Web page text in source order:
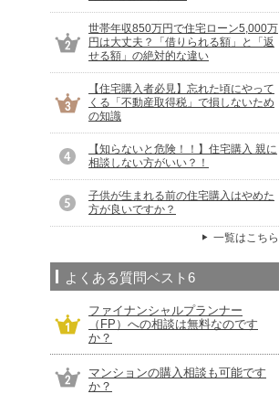
世帯年収850万円で住宅ローン5,000万
円は大丈夫？「借りられる額」と「返
せる額」の絶対的な違い
【住宅購入者必見】忘れた頃にやって
くる「不動産取得税」で損しないため
の知識
【知らないと危険！！】住宅購入 親に
相談しない方がいい？！
子供が生まれる前の住宅購入はやめた
方が良いですか？
一覧はこちら
よくある質問ベスト6
ファイナンシャルプランナー
（FP）への相談は無料なのです
か？
マンションの購入相談も可能です
か？